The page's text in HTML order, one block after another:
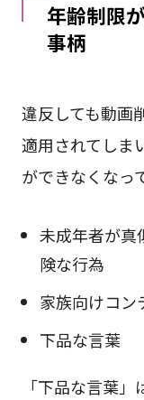
年齢制限
事柄
違反しても動画
適用されてしま
ができなくなっ
未成年者が真
険な行為
家族向けコン
下品な言葉
「下品な言葉